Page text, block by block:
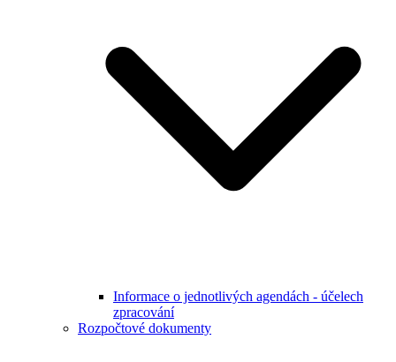
Informace o jednotlivých agendách - účelech
zpracování
Rozpočtové dokumenty